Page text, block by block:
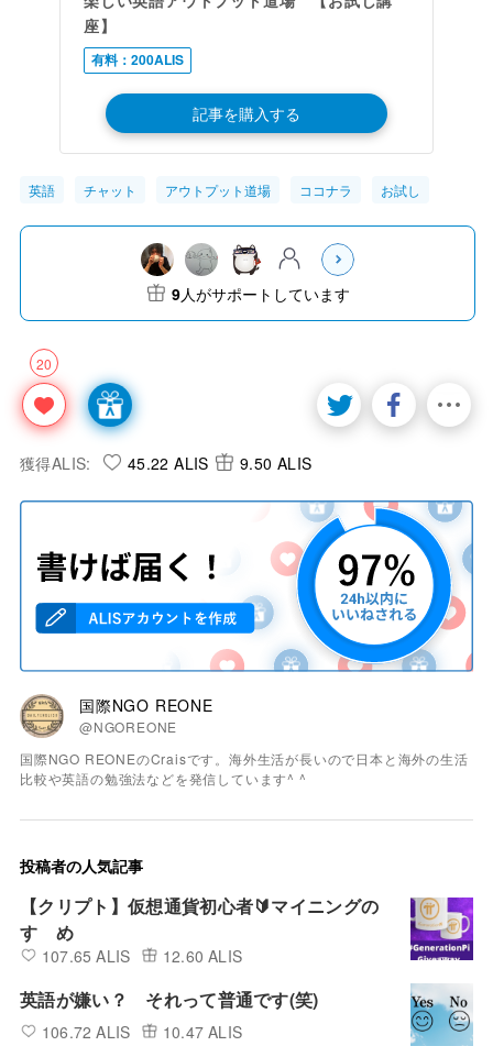
座】
有料：200ALIS
記事を購入する
英語 チャット アウトプット道場 ココナラ お試し
20
9人がサポートしています
獲得ALIS: 45.22 ALIS 9.50 ALIS
国際NGO REONE
@NGOREONE
国際NGO REONEのCraisです。海外生活が長いので日本と海外の生活
比較や英語の勉強法などを発信しています^ ^
投稿者の人気記事
【クリプト】仮想通貨初心者🔰マイニングの
すゝめ
107.65 ALIS 12.60 ALIS
英語が嫌い？ それって普通です(笑)
106.72 ALIS 10.47 ALIS